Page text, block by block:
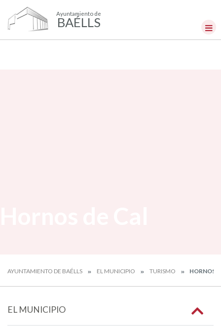
Ayuntamiento de
BAÉLLS
AYUNTAMIENTO DE BAÉLLS EL MUNICIPIO TURISMO HORNOS
EL MUNICIPIO